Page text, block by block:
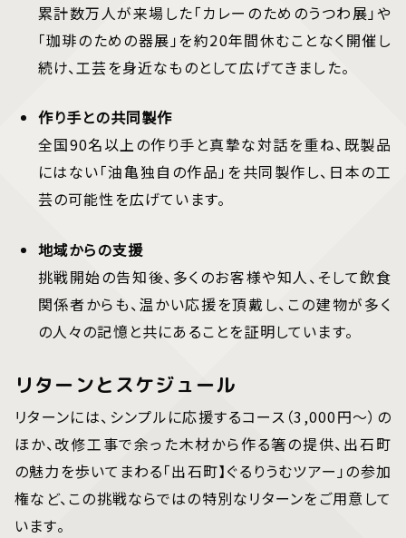
累計数万人が来場した「カレーのためのうつわ展」や
「珈琲のための器展」を約20年間休むことなく開催し
続け、工芸を身近なものとして広げてきました。
作り手との共同製作
全国90名以上の作り手と真摯な対話を重ね、既製品
にはない「油亀独自の作品」を共同製作し、日本の工
芸の可能性を広げています。
地域からの支援
挑戦開始の告知後、多くのお客様や知人、そして飲食
関係者からも、温かい応援を頂戴し、この建物が多く
の人々の記憶と共にあることを証明しています。
リターンとスケジュール
リターンには、シンプルに応援するコース（3,000円～）の
ほか、改修工事で余った木材から作る箸の提供、出石町
の魅力を歩いてまわる「出石町】ぐるりうむツアー」の参加
権など、この挑戦ならではの特別なリターンをご用意して
います。